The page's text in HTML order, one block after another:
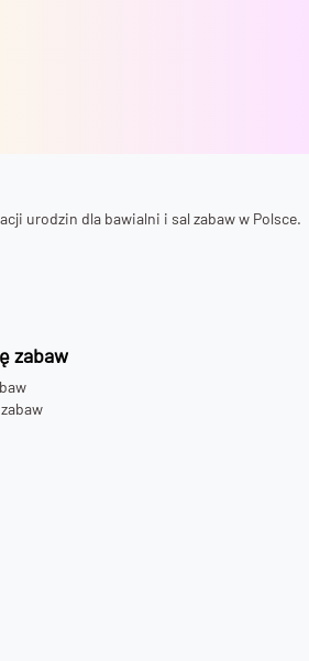
urodzin dla bawialni i sal zabaw w Polsce.
zabaw